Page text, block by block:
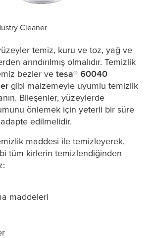
Cleaner
yüzeyler temiz, kuru ve toz, yağ ve
arındırılmış olmalıdır. Temizlik
bezler ve tesa® 60040
gibi malzemeyle uyumlu temizlik
Bileşenler, yüzeylerde
önlemek için yeterli bir süre
edilmelidir.
maddesi ile temizleyerek,
tüm kirlerin temizlendiğinden
maddeleri